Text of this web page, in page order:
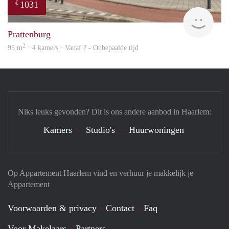
€ 1031
Prattenburg
95 m2 · 4 kamers · Vanaf ? - Onbepaalde tijd
Op Appartement Haarlem vind en verhuur je makkelijk je
Appartement
Voorwaarden & privacy Contact
Faq
Niks leuks gevonden? Dit is ons andere aanbod in Haarlem:
Kamers Studio's Huurwoningen